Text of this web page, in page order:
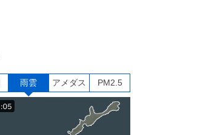
雨雲 アメダス PM2.5